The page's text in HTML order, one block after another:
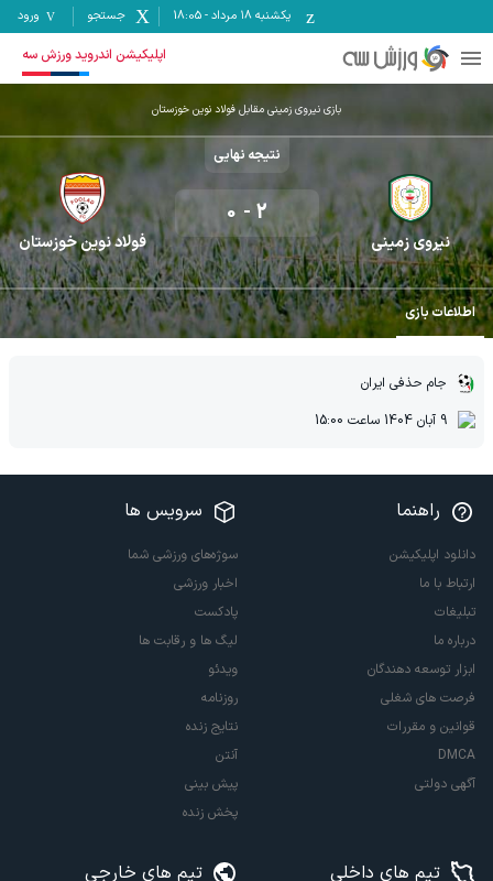
یکشنبه ۱۸ مرداد -
18:05 جستجو ورود
اپلیکیشن اندروید ورزش سه
بازی نیروی زمینی مقابل فولاد نوین خوزستان
نتیجه نهایی
نیروی زمینی
2
-
0
فولاد نوین خوزستان
اطلاعات بازی
جام حذفی ایران
9 آبان 1404
ساعت 15:00
راهنما
دانلود اپلیکیشن
ارتباط با ما
تبلیغات
درباره ما
ابزار توسعه دهندگان
فرصت های شغلی
قوانین و مقررات
DMCA
آگهی دولتی
سرویس ها
سوژه‌های ورزشی شما
اخبار ورزشی
پادکست
لیگ ها و رقابت ها
ویدئو
روزنامه
نتایج زنده
آنتن
پیش بینی
پخش زنده
تیم های داخلی تیم های خارجی